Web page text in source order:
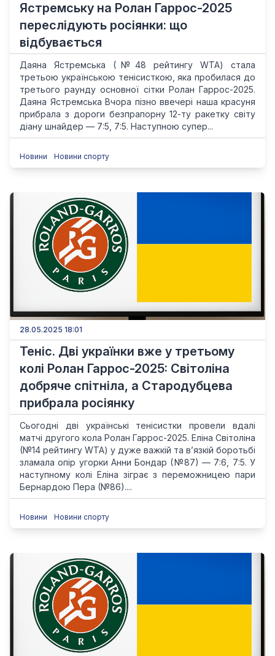
Ястремську на Ролан Гаррос-2025
переслідують росіянки: що
відбувається
Даяна Ястремська (№48 рейтингу WTA) стала
третьою українською тенісисткою, яка пробилася до
третього раунду основної сітки Ролан Гаррос-2025.
Даяна Ястремська Вчора пізно ввечері наша красуня
прибрала з дороги безпрапорну 12-ту ракетку світу
діану шнайдер — 7:5, 7:5. Наступною супер...
Новини Новини спорту
28.05.2025 18:01
Теніс. Дві українки вже у третьому
колі Ролан Гаррос-2025: Світоліна
добряче спітніла, а Стародубцева
прибрала росіянку
Сьогодні дві українські тенісистки провели вдалі
матчі другого кола Ролан Гаррос-2025. Еліна Світоліна
(№14 рейтингу WTA) у дуже важкій та в’язкій боротьбі
зламала опір угорки Анни Бондар (№87) — 7:6, 7:5. У
наступному колі Еліна зіграє з переможницею пари
Бернардою Пера (№86)....
Новини Новини спорту